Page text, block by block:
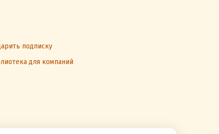
подписку
для компаний